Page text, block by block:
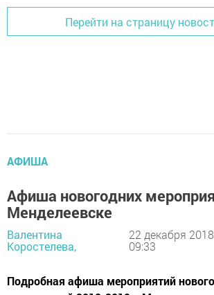
Перейти на страницу
АФИША
Афиша новогодних
Менделеевске
Валентина
Коростелева,
22 декабря
09:33
Подробная афиша мероприятий